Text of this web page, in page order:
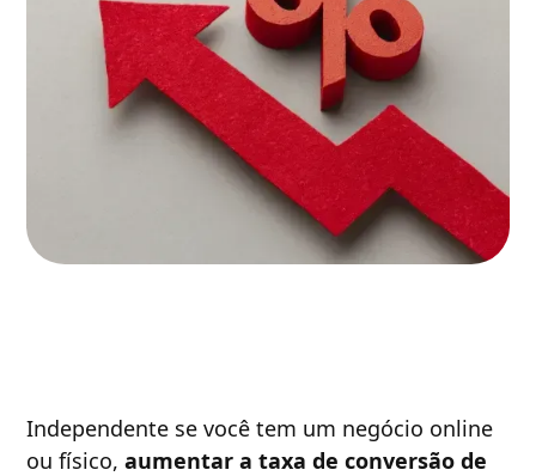
Independente se você tem um negócio online
ou físico,aumentar a taxa de conversão de